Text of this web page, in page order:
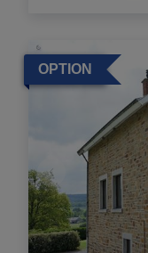
OPTION